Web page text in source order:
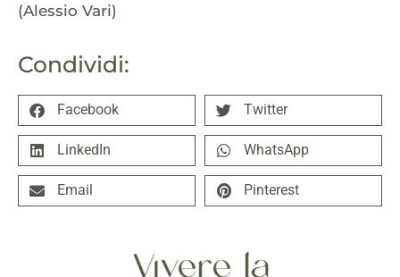
Condividi:
Facebook Twitter
LinkedIn WhatsApp
Email Pinterest
(Alessio Vari)